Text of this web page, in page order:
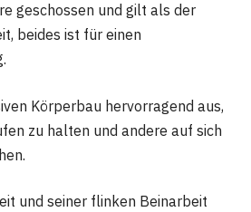
geschossen und gilt als der
beides ist für einen
Körperbau hervorragend aus,
zu halten und andere auf sich
und seiner flinken Beinarbeit